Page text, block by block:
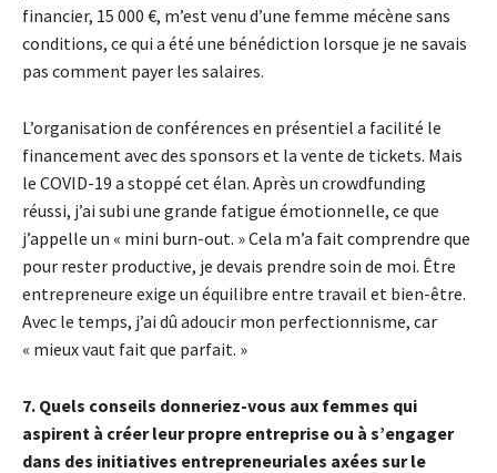
financier, 15 000 €, m’est venu d’une femme mécène sans
conditions, ce qui a été une bénédiction lorsque je ne savais
pas comment payer les salaires.
L’organisation de conférences en présentiel a facilité le
financement avec des sponsors et la vente de tickets. Mais
le COVID-19 a stoppé cet élan. Après un crowdfunding
réussi, j’ai subi une grande fatigue émotionnelle, ce que
j’appelle un « mini burn-out. » Cela m’a fait comprendre que
pour rester productive, je devais prendre soin de moi. Être
entrepreneure exige un équilibre entre travail et bien-être.
Avec le temps, j’ai dû adoucir mon perfectionnisme, car
« mieux vaut fait que parfait. »
7. Quels conseils donneriez-vous aux femmes qui
aspirent à créer leur propre entreprise ou à s’engager
dans des initiatives entrepreneuriales axées sur le